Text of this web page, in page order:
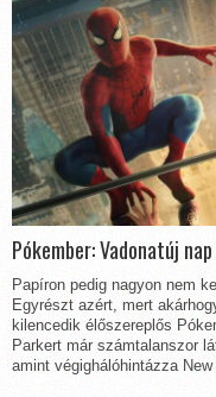
Pókember: Vadonatúj nap
Papíron pedig nagyon nem
Egyrészt azért, mert
kilencedik élőszereplős
Parkert már számtalanszor
amint végighálóhintázza New